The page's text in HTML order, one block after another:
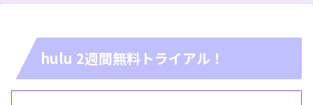
hulu 2週間無料トライアル！